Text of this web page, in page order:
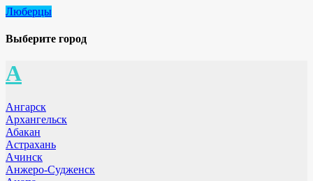
Люберцы
Выберите город
А
Ангарск
Архангельск
Абакан
Астрахань
Ачинск
Анжеро-Судженск